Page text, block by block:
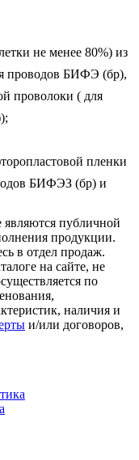
не менее 80%) из
проводов БИФЭ (бр),
проволоки ( для
пленки
БИФЭЗ (бр) и
публичной
продукции.
в отдел продаж.
на сайте, не
по
наличия и
и/или договоров,